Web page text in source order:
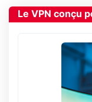
Le VPN conçu